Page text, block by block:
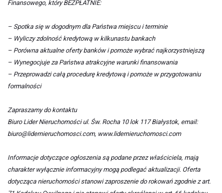
Finansowego, który BEZPŁATNIE:
– Spotka się w dogodnym dla Państwa miejscu i terminie
– Wyliczy zdolność kredytową w kilkunastu bankach
– Porówna aktualne oferty banków i pomoże wybrać najkorzystniejszą
– Wynegocjuje za Państwa atrakcyjne warunki finansowania
– Przeprowadzi całą procedurę kredytową i pomoże w przygotowaniu
formalności
Zapraszamy do kontaktu
Biuro Lider Nieruchomości ul. Św. Rocha 10 lok 117 Białystok, email:
biuro@lidernieruchomosci.com, www.lidernieruchomosci.com
Informacje dotyczące ogłoszenia są podane przez właściciela, mają
charakter wyłącznie informacyjny mogą podlegać aktualizacji. Oferta
dotycząca nieruchomości stanowi zaproszenie do rokowań zgodnie z art.